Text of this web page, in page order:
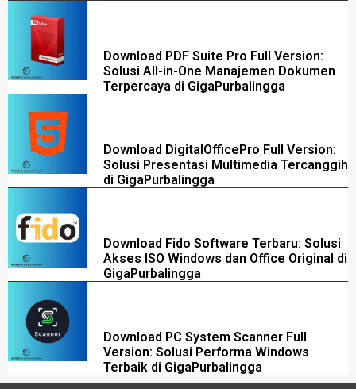
Download PDF Suite Pro Full Version:
Solusi All-in-One Manajemen Dokumen
Terpercaya di GigaPurbalingga
Download DigitalOfficePro Full Version:
Solusi Presentasi Multimedia Tercanggih
di GigaPurbalingga
Download Fido Software Terbaru: Solusi
Akses ISO Windows dan Office Original di
GigaPurbalingga
Download PC System Scanner Full
Version: Solusi Performa Windows
Terbaik di GigaPurbalingga